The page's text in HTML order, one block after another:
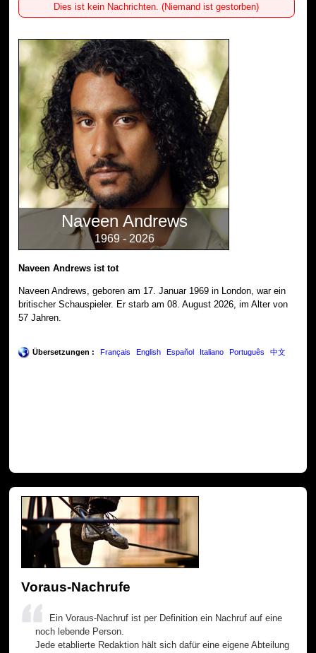
Dies ist kein Nachrichten. (Niemand ist gestorben)
Naveen Andrews
1969 - 2026
Naveen Andrews ist tot
Naveen Andrews, geboren am 17. Januar 1969 in London, war ein
britischer Schauspieler. Er starb am 08. August 2026, im Alter von
57 Jahren.
Übersetzungen : Français English Español Italiano Português 中文
Voraus-Nachrufe
Ein Voraus-Nachruf ist per Definition ein Nachruf auf eine
noch lebende Person.
Jede etablierte Redaktion hält sich dafür eine eigene Abteilung